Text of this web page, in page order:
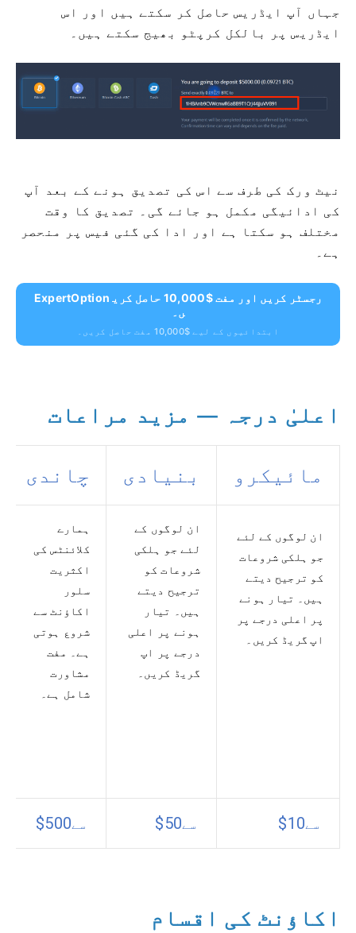
جہاں آپ ایڈریس حاصل کر سکتے ہیں اور اس
ایڈریس پر بالکل کرپٹو بھیج سکتے ہیں۔
نیٹ ورک کی طرف سے اس کی تصدیق ہونے کے بعد آپ
کی ادائیگی مکمل ہو جائے گی۔ تصدیق کا وقت
مختلف ہو سکتا ہے اور ادا کی گئی فیس پر منحصر
ہے۔
ExpertOption رجسٹر کریں اور مفت $10,000 حاصل کری
ں۔
ابتدائیوں کے لیے $10,000 مفت حاصل کریں۔
اعلیٰ درجہ — مزید مراعات
مائیکرو بنیادی چاندی
ان لوگوں کے لئے
جو ہلکی شروعات
کو ترجیح دیتے
ہیں۔ تیار ہونے
پر اعلی درجے پر
اپ گریڈ کریں۔
ان لوگوں کے
لئے جو ہلکی
شروعات کو
ترجیح دیتے
ہیں۔ تیار
ہونے پر اعلی
درجے پر اپ
گریڈ کریں۔
ہمارے
کلائنٹس کی
اکثریت
سلور
اکاؤنٹ سے
شروع ہوتی
ہے۔ مفت
مشاورت
شامل ہے۔
$10سے $50سے $500سے
اکاؤنٹ کی اقسام